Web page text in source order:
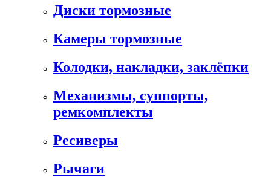
Диски тормозные
Камеры тормозные
Колодки, накладки, заклёпки
Механизмы, суппорты,
ремкомплекты
Ресиверы
Рычаги